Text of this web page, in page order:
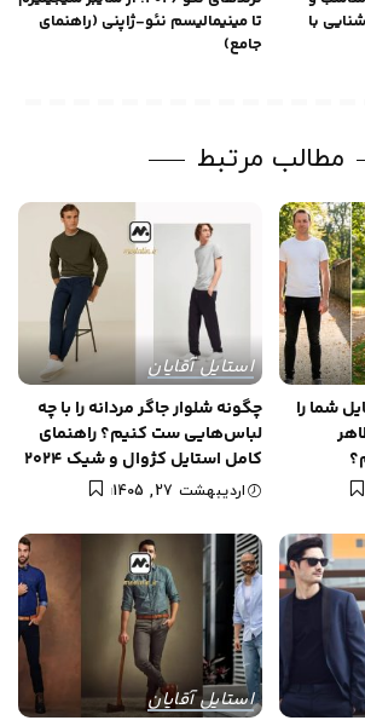
با
تا مینیمالیسم نئو-ژاپنی (راهنمای
جامع)
مطالب مرتبط
شما را
استایل آقایان
چگونه شلوار جاگر مردانه را با چه
لباس‌هایی ست کنیم؟ راهنمای
کامل استایل کژوال و شیک 2024
اردیبهشت 27, 1405
استایل آقایان